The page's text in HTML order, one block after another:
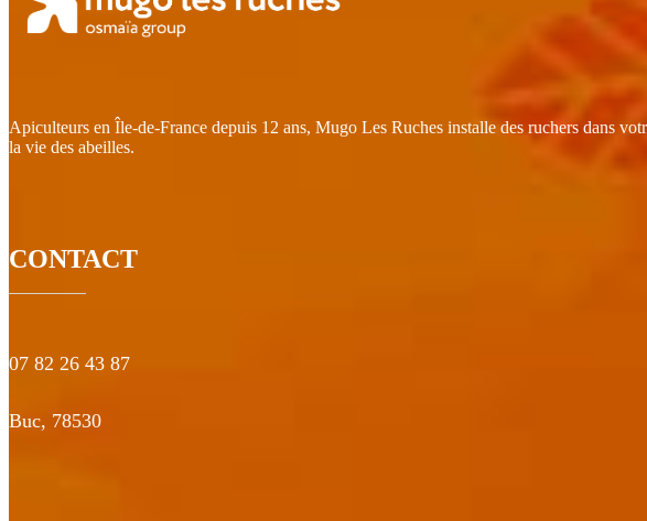
Apiculteurs en Île-de-France depuis 12 ans, Mugo Les Ruches installe des ruchers dans
la vie des abeilles.
CONTACT
07 82 26 43 87
Buc, 78530